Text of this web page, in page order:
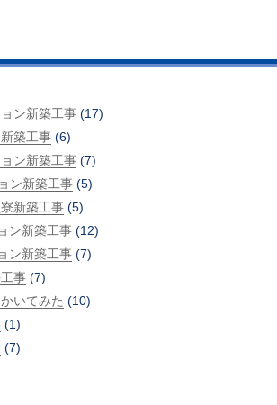
ン新築工事 (17)
築工事 (6)
ン新築工事 (7)
ン新築工事 (5)
新築工事 (5)
ン新築工事 (12)
ン新築工事 (7)
事 (7)
いてみた (10)
(1)
(7)